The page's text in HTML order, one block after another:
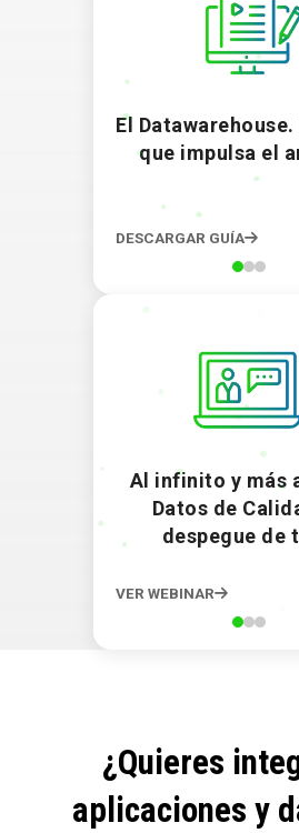
El
que impulsa el
DESCARGAR GUÍA
Al infinito y más
Datos de
despegue de
VER WEBINAR
¿Quieres
aplicaciones y